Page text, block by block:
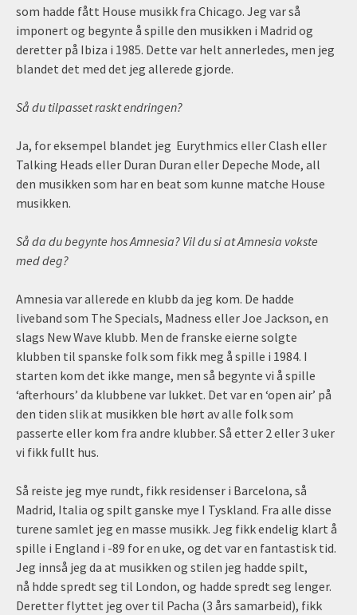
som hadde fått House musikk fra Chicago. Jeg var så
imponert og begynte å spille den musikken i Madrid og
deretter på Ibiza i 1985. Dette var helt annerledes, men jeg
blandet det med det jeg allerede gjorde.
Så du tilpasset raskt endringen?
Ja, for eksempel blandet jeg Eurythmics eller Clash eller
Talking Heads eller Duran Duran eller Depeche Mode, all
den musikken som har en beat som kunne matche House
musikken.
Så da du begynte hos Amnesia? Vil du si at Amnesia vokste
med deg?
Amnesia var allerede en klubb da jeg kom. De hadde
liveband som The Specials, Madness eller Joe Jackson, en
slags New Wave klubb. Men de franske eierne solgte
klubben til spanske folk som fikk meg å spille i 1984. I
starten kom det ikke mange, men så begynte vi å spille
‘afterhours’ da klubbene var lukket. Det var en ‘open air’ på
den tiden slik at musikken ble hørt av alle folk som
passerte eller kom fra andre klubber. Så etter 2 eller 3 uker
vi fikk fullt hus.
Så reiste jeg mye rundt, fikk residenser i Barcelona, så
Madrid, Italia og spilt ganske mye I Tyskland. Fra alle disse
turene samlet jeg en masse musikk. Jeg fikk endelig klart å
spille i England i -89 for en uke, og det var en fantastisk tid.
Jeg innså jeg da at musikken og stilen jeg hadde spilt,
nå hdde spredt seg til London, og hadde spredt seg lenger.
Deretter flyttet jeg over til Pacha (3 års samarbeid), fikk